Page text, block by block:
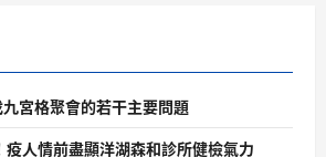
九宮格聚會的若干主要問題
疫人情前盡顯洋湖森和診所健檢氣力